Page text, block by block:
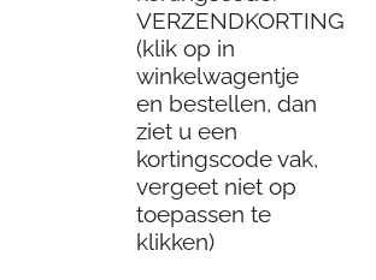
VERZENDKORTING
(klik op in
winkelwagentje
en bestellen, dan
ziet u een
kortingscode vak,
vergeet niet op
toepassen te
klikken)